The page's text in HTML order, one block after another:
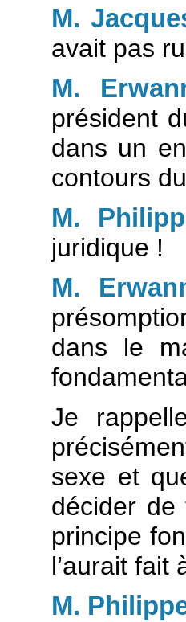
M.
avait pas
M.
président
dans un
contours
M.
juridique !
M.
dans le
Je
sexe et
décider de
principe
l’aurait fait
M.